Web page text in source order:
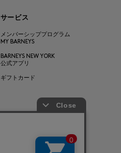
サービス
メンバーシッププログラム
MY BARNEYS
BARNEYS NEW YORK
公式アプリ
ギフトカード